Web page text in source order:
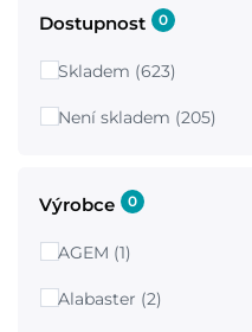
Dostupnost 0
Skladem (623)
Není skladem (205)
Výrobce 0
AGEM (1)
Alabaster (2)